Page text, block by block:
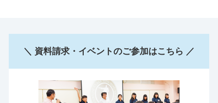
＼ 資料請求・イベントのご参加はこちら ／